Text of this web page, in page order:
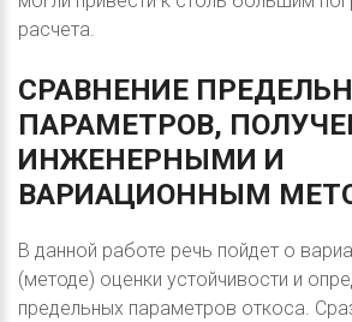
расчета.
СРАВНЕНИЕ
ПАРАМЕТРОВ,
ИНЖЕНЕРНЫМИ И
ВАРИАЦИОННЫМ
В данной работе речь пойдет о
(методе) оценки устойчивости и
предельных параметров откоса.